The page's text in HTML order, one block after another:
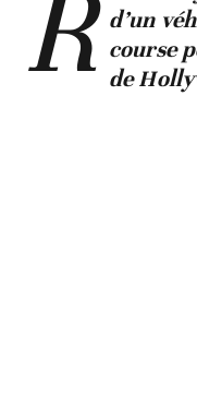
R d’un
course
de